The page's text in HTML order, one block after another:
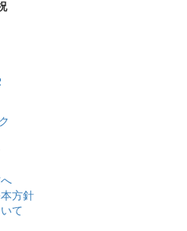
方針
て